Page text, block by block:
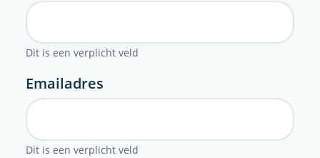
Dit is een verplicht veld
Emailadres
Dit is een verplicht veld